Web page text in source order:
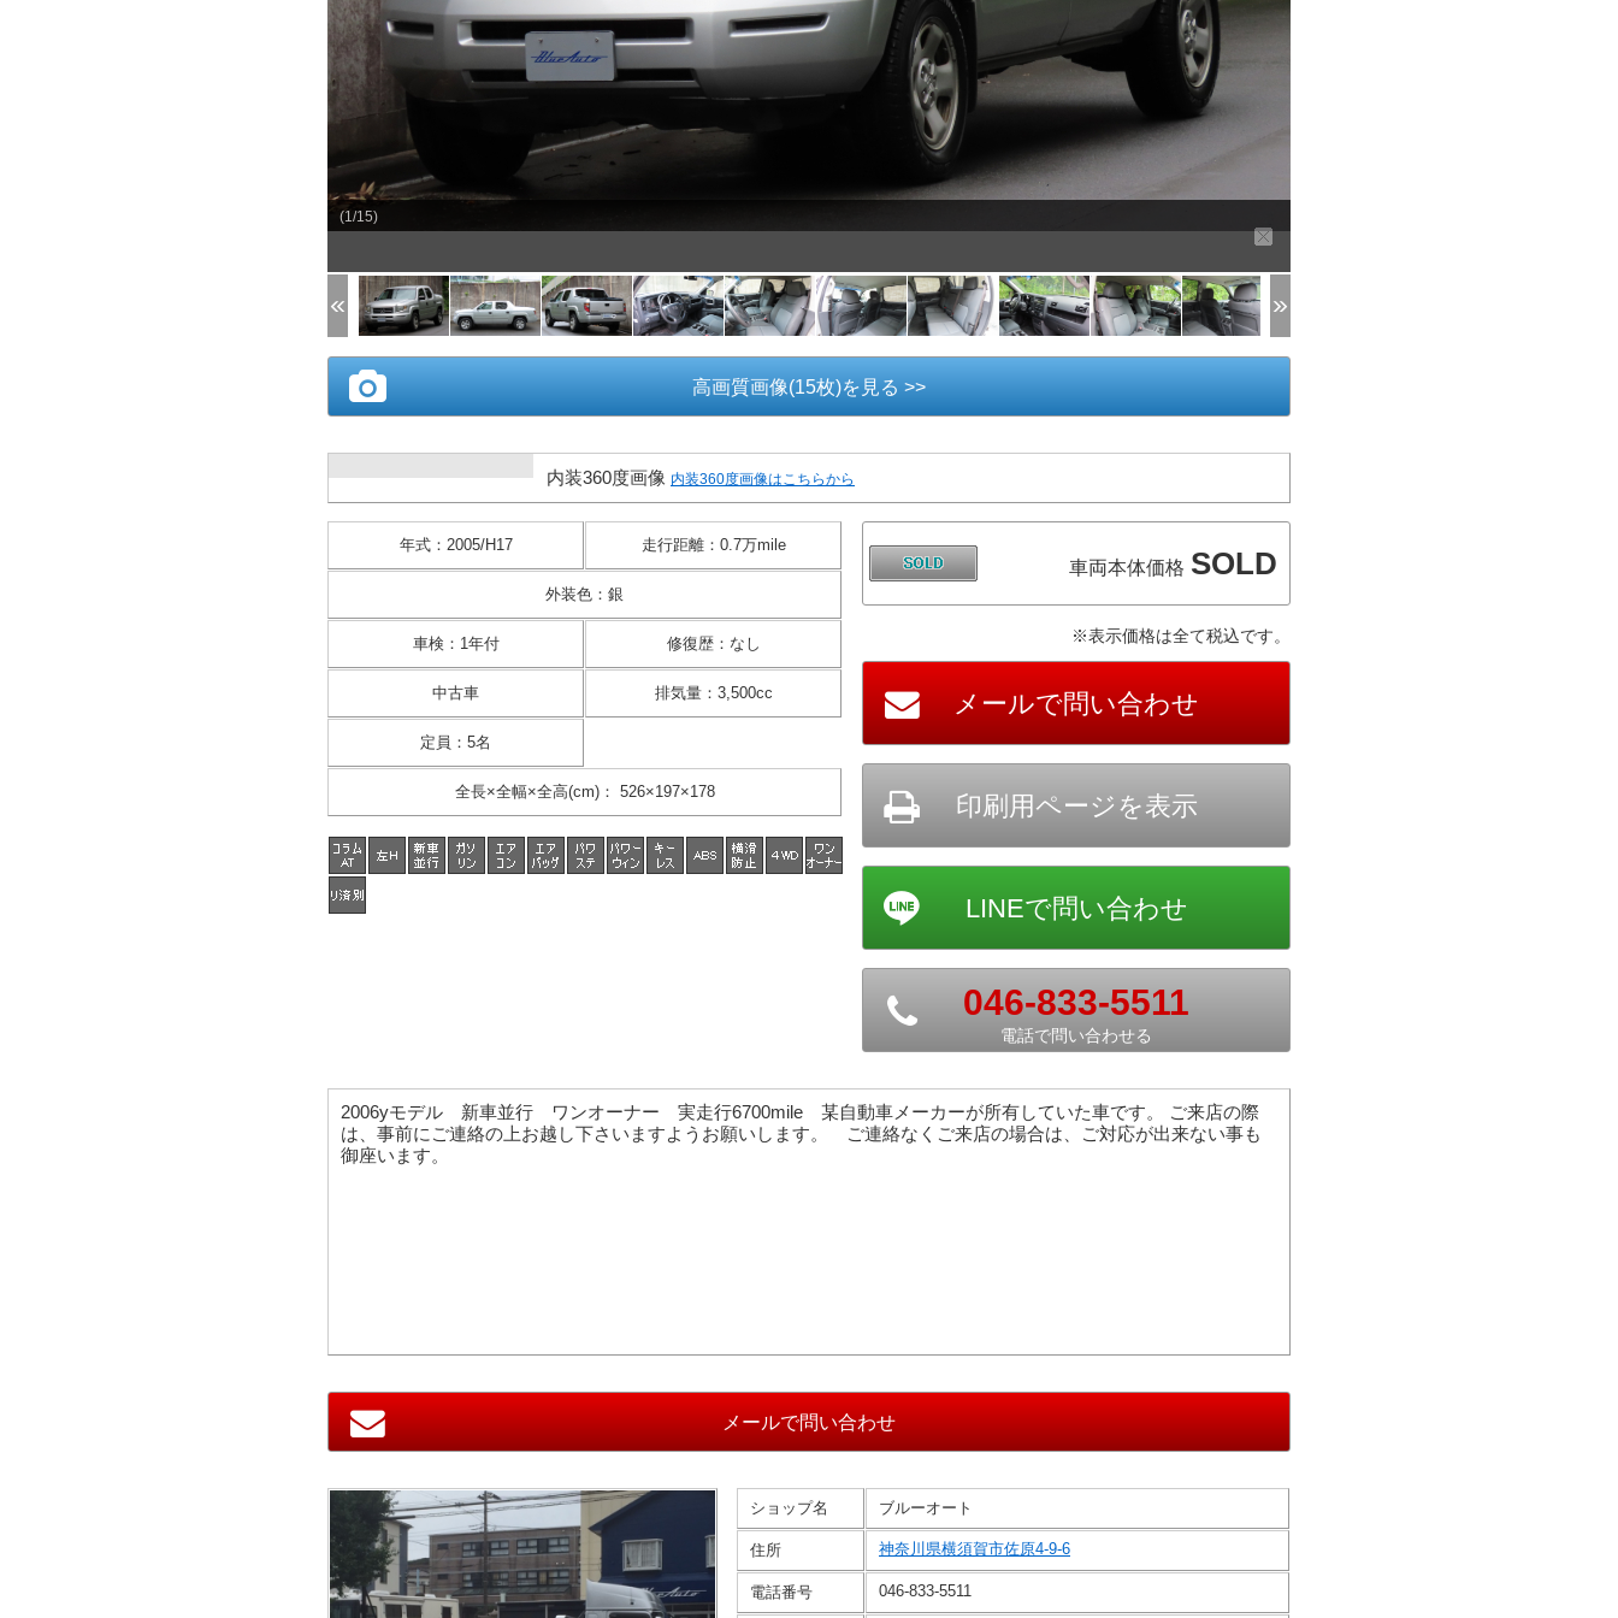
(1/15)
高画質画像(15枚)を見る >>
内装360度画像 内装360度画像はこちらから
年式： 2005/H17 走行距離： 0.7万mile
外装色 ： 銀
車検 ： 1年付 修復歴： なし
中古車 排気量： 3,500cc
定員 ： 5名
全長×全幅×全高(cm)： 526×197×178
車両本体価格 SOLD
※表示価格は全て税込です。
046-833-5511
電話で問い合わせる
2006yモデル 新車並行 ワンオーナー 実走行6700mile 某自動車メーカーが所有していた車です。 ご来店の際
は、事前にご連絡の上お越し下さいますようお願いします。 ご連絡なくご来店の場合は、ご対応が出来ない事も
御座います。
ショップ名 ブルーオート
住所 神奈川県横須賀市佐原4-9-6
電話番号 046-833-5511